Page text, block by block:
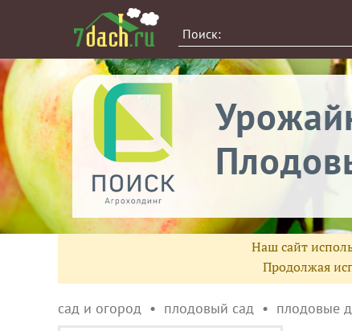
Наш сайт
Продолжая
сад и огород плодовый сад плодовые